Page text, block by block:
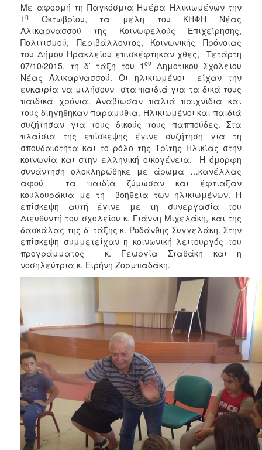
2015
2013
2012
2011
2010
2006
ΤΟΠΟΣ
ΠΟΛΙΤΙΣΜΟΣ
ΑΝΘΕΚΤΙΚΗ
ΠΟΛΗ
Με αφορμή τη Παγκόσμια Ημέρα Ηλικιωμένων την
1 η
Οκτωβρίου, τα μέλη του ΚΗΦΗ Νέας
Αλικαρνασσού της Κοινωφελούς Επιχείρησης,
Πολιτισμού, Περιβάλλοντος, Κοινωνικής Πρόνοιας
του Δήμου Ηρακλείου επισκέφτηκαν χθες, Τετάρτη
07/10/2015, τη δ’ τάξη του 1 ου
Δημοτικού Σχολείου
Νέας Αλικαρνασσού. Οι ηλικιωμένοι είχαν την
ευκαιρία να μιλήσουν στα παιδιά για τα δικά τους
παιδικά χρόνια. Αναβίωσαν παλιά παιχνίδια και
τους διηγήθηκαν παραμύθια. Ηλικιωμένοι και παιδιά
συζήτησαν για τους δικούς τους παππούδες. Στα
πλαίσια της επίσκεψης έγινε συζήτηση για τη
σπουδαιότητα και το ρόλο της Τρίτης Ηλικίας στην
κοινωνία και στην ελληνική οικογένεια. Η όμορφη
συνάντηση ολοκληρώθηκε με άρωμα …κανέλλας
αφού τα παιδία ζύμωσαν και έφτιαξαν
κουλουράκια με τη βοήθεια των ηλικιωμένων. Η
επίσκεψη αυτή έγινε με τη συνεργασία του
Διευθυντή του σχολείου κ. Γιάννη Μιχελάκη, και της
δασκάλας της δ’ τάξης κ. Ροδάνθης Συγγελάκη. Στην
επίσκεψη συμμετείχαν η κοινωνική λειτουργός του
προγράμματος κ. Γεωργία Σταθάκη και η
νοσηλεύτρια κ. Ειρήνη Ζορμπαδάκη.